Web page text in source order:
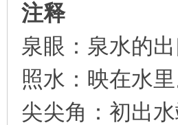
注释
泉眼：泉水的
照水：映在水
尖尖角：初出